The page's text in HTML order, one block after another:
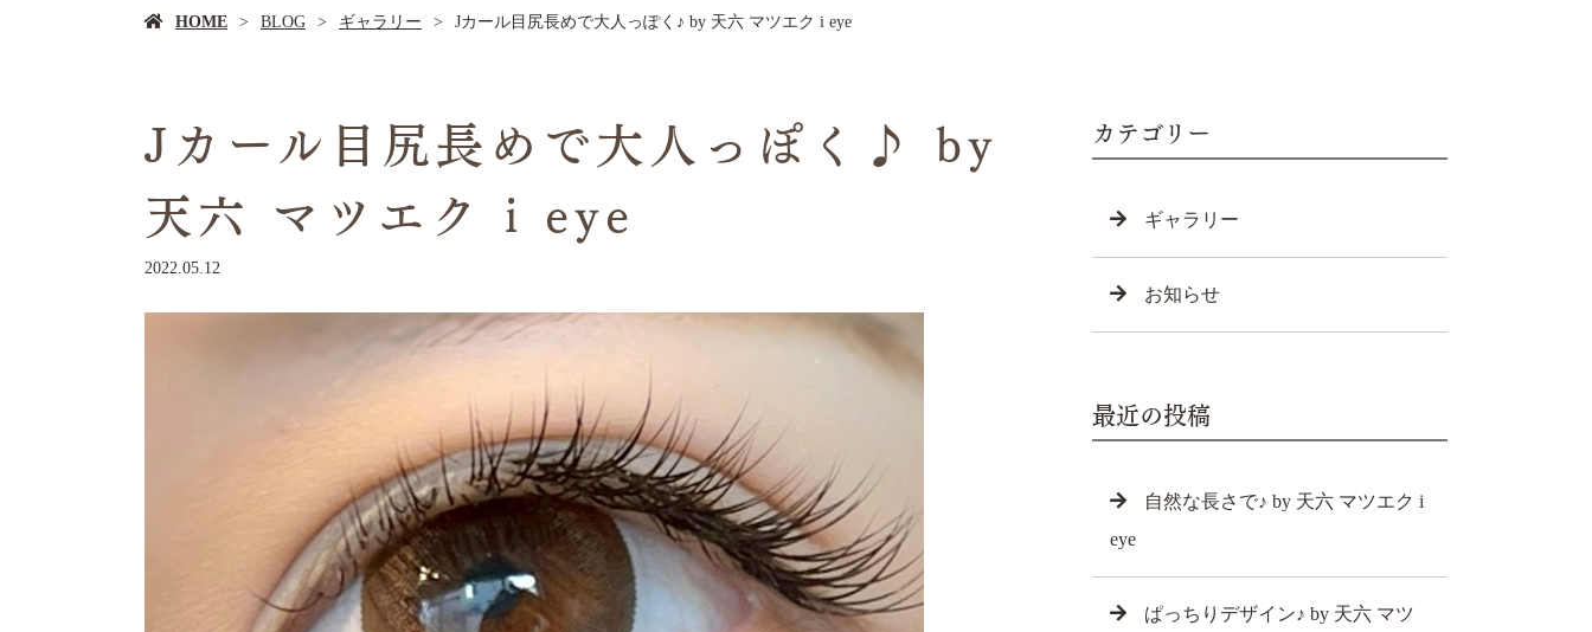
HOME BLOG ギャラリー Jカール目尻長めで大人っぽく♪ by 天六 マツエク i eye
Jカール目尻長めで大人っぽく♪ by
天六 マツエク i eye
2022.05.12
カテゴリー
ギャラリー
お知らせ
最近の投稿
自然な長さで♪ by 天六 マツエク i
eye
ぱっちりデザイン♪ by 天六 マツ